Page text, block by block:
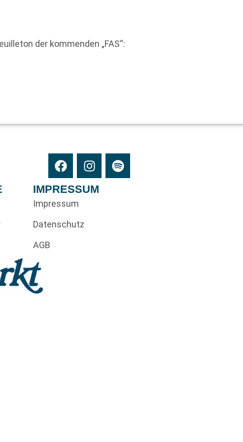
der kommenden „FAS“:
IMPRESSUM
Impressum
Datenschutz
AGB